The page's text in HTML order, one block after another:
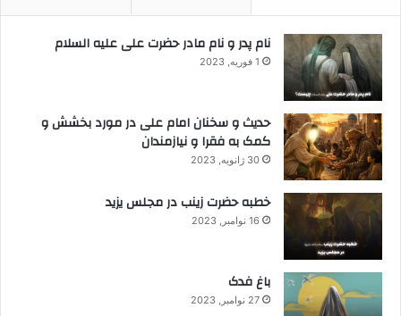
نام پدر و نام مادر حضرت علی علیه السلام
1 فوریه, 2023
حدیث و سخنان امام علی در مورد بخشش و
کمک به فقرا و نیازمندان
30 ژانویه, 2023
خطبه حضرت زینب در مجلس یزید
16 نوامبر, 2023
باغ فدک
27 نوامبر, 2023